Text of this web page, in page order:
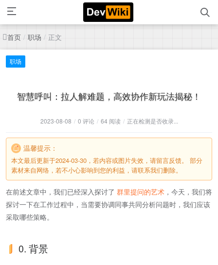
首页 / 职场 / 正文
职场
智慧呼叫：拉人解难题，高效协作新玩法揭秘！
2023-08-08 / 0 评论 / 64 阅读 / 正在检测是否收录...
温馨提示：
本文最后更新于2024-03-30，若内容或图片失效，请留言反馈。 部分
素材来自网络，若不小心影响到您的利益，请联系我们删除。
在前述文章中，我们已经深入探讨了 群里提问的艺术 ，今天，我们将
探讨一下在工作过程中，当需要协调同事共同分析问题时，我们应该
采取哪些策略。
0. 背景